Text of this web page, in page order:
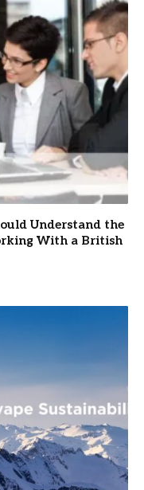
Understand the
With a British